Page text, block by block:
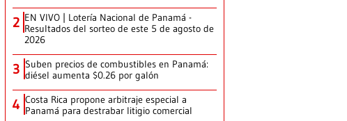
2 EN VIVO | Lotería Nacional de Panamá -
Resultados del sorteo de este 5 de agosto de
2026
3 Suben precios de combustibles en Panamá:
diésel aumenta $0.26 por galón
4 Costa Rica propone arbitraje especial a
Panamá para destrabar litigio comercial